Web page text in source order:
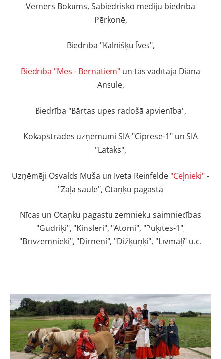
Verners Bokums, Sabiedrisko mediju biedrība
Pērkonē,
Biedrība "Kalnišķu Īves",
Biedrība "Mēs - Bernātiem" un tās vadītāja Diāna
Ansule,
Biedrība "Bārtas upes radošā apvienība",
Kokapstrādes uzņēmumi SIA "Ciprese-1" un SIA
"Lataks",
Uzņēmēji Osvalds Muša un Iveta Reinfelde "Ceļnieki"-
"Zaļā saule", Otaņķu pagastā
Nīcas un Otaņķu pagastu zemnieku saimniecības
"Gudriķi", "Kinsleri", "Atomi", "Puķītes-1",
"Brīvzemnieki", "Dirnēni", "Dižķuņķi", "Līvmaļi" u.c.